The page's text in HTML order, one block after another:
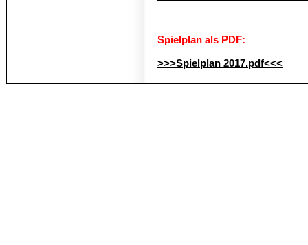
Spielplan als PDF:
>>>Spielplan 2017.pdf<<<